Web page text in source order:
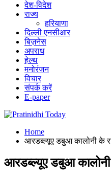
देश-विदेश
राज्य
हरियाणा
दिल्ली एनसीआर
बिज़नेस
अपराध
हेल्थ
मनोरंजन
विचार
संपर्क करें
E-paper
Home
आरडब्ल्यूए डबुआ कालोनी के
आरडब्ल्यूए डबुआ कालोनी